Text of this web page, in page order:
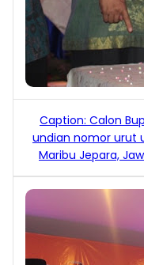
Caption: Calon
undian nomor urut
Maribu Jepara,